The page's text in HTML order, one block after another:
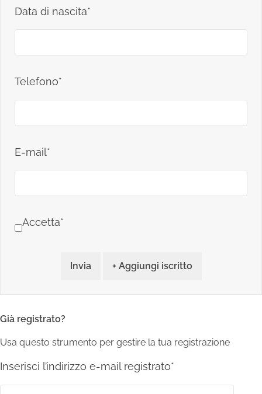
Data di nascita*
Telefono*
E-mail*
Accetta*
Invia + Aggiungi iscritto
Già registrato?
Usa questo strumento per gestire la tua registrazione
Inserisci l’indirizzo e-mail registrato*